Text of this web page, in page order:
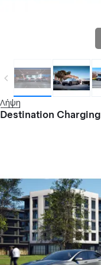
Λήψη
Destination Charging